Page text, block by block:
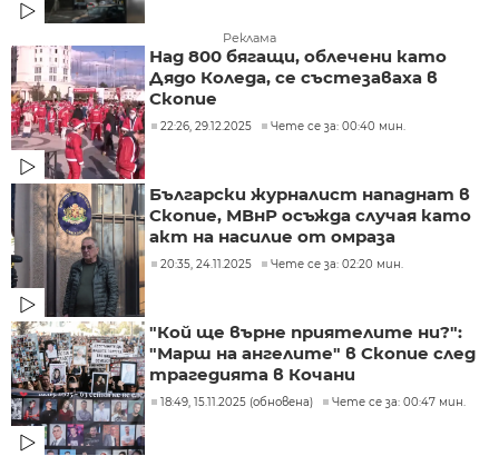
Реклама
Над 800 бягащи, облечени като
Дядо Коледа, се състезаваха в
Скопие
22:26, 29.12.2025 Чете се за: 00:40 мин.
Български журналист нападнат в
Скопие, МВнР осъжда случая като
акт на насилие от омраза
20:35, 24.11.2025 Чете се за: 02:20 мин.
"Кой ще върне приятелите ни?":
"Марш на ангелите" в Скопие след
трагедията в Кочани
18:49, 15.11.2025 (обновена) Чете се за: 00:47 мин.